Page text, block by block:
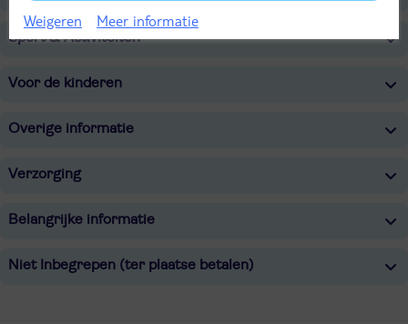
Sport & Activiteiten
Voor de kinderen
Overige informatie
Verzorging
Belangrijke informatie
Niet Inbegrepen (ter plaatse betalen)
Weigeren Meer informatie